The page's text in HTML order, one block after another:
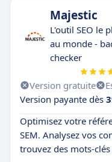
Majestic
L'outil SEO le
au monde -
checker
Version gratuite
Version payante dès
Optimisez votre
SEM. Analysez vos
trouvez des mots-